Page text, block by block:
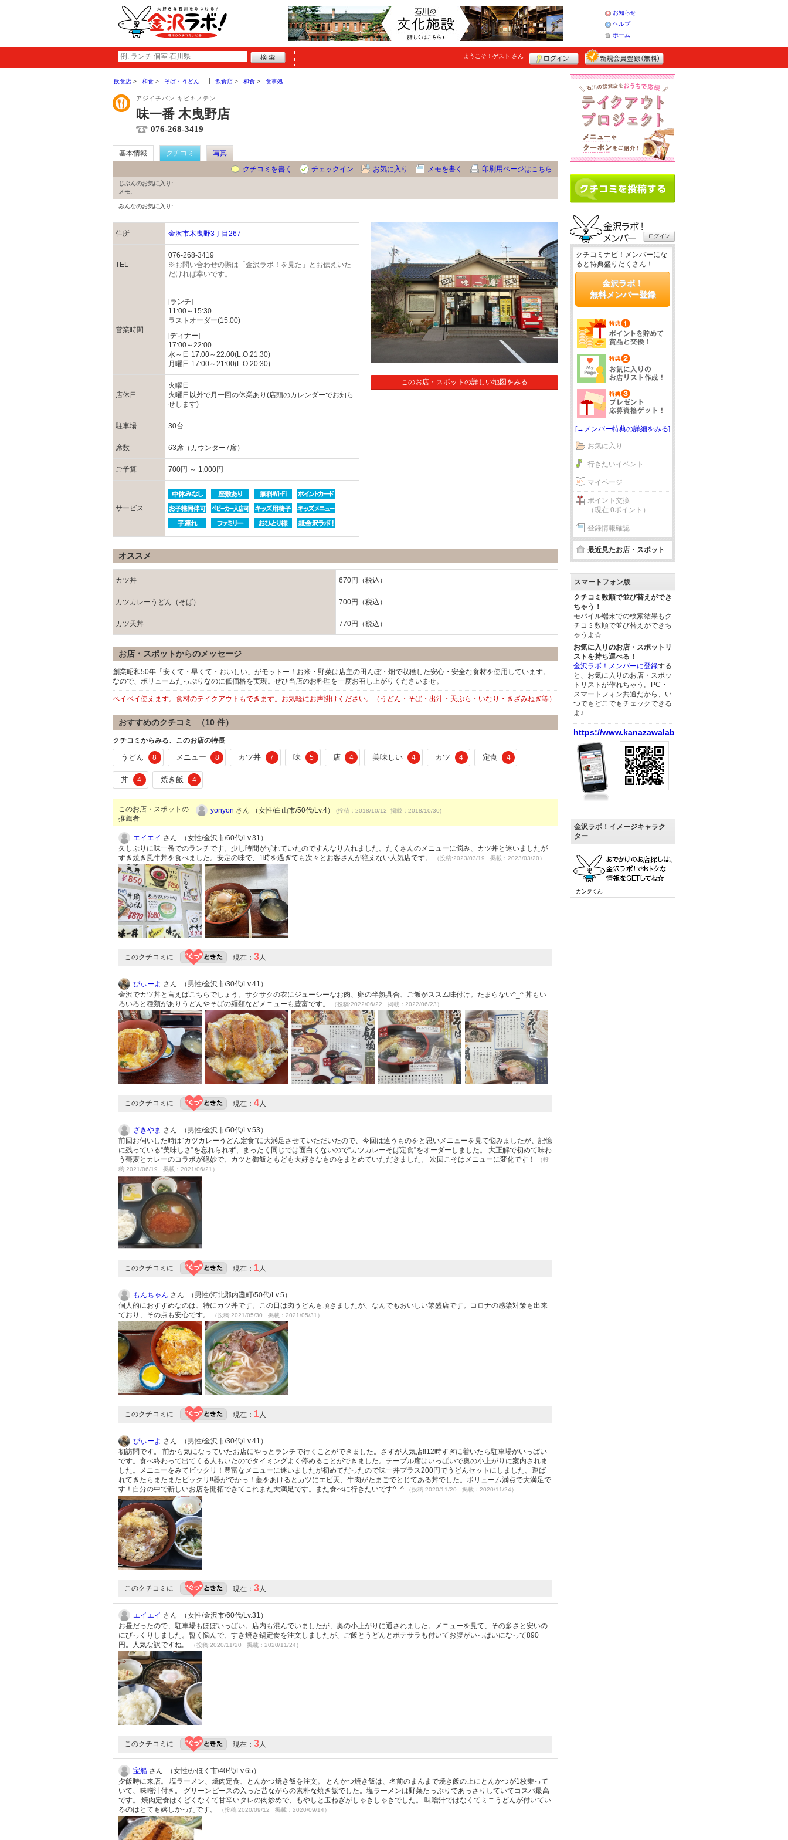
お知らせ
ヘルプ
ホーム
ようこそ！ ゲスト さん
飲食店 和食 そば・うどん 飲食店 和食 食事処
アジイチバン キビキノテン
味一番 木曳野店
076-268-3419
基本情報 クチコミ
写真
クチコミを書く
チェックイン お気に入り メモを書く 印刷用ページはこちら
じぶんのお気に入り:
メモ:
みんなのお気に入り:
住所 金沢市木曳野3丁目267
TEL
076-268-3419
※お問い合わせの際は「金沢ラボ！を見た」とお伝えいた
だければ幸いです。
営業時間
[ランチ]
11:00～15:30
ラストオーダー(15:00)
[ディナー]
17:00～22:00
水～日 17:00～22:00(L.O.21:30)
月曜日 17:00～21:00(L.O.20:30)
店休日
火曜日
火曜日以外で月一回の休業あり(店頭のカレンダーでお知ら
せします)
駐車場 30台
席数 63席（カウンター7席）
ご予算 700円 ～ 1,000円
サービス
このお店・スポットの詳しい地図をみる
オススメ
カツ丼 670円（税込）
カツカレーうどん（そば） 700円（税込）
カツ天丼 770円（税込）
お店・スポットからのメッセージ
創業昭和50年「安くて・早くて・おいしい」がモットー！お米・野菜は店主の田んぼ・畑で収穫した安心・安全な食材を使用しています。
なので、ボリュームたっぷりなのに低価格を実現。ぜひ当店のお料理を一度お召し上がりくださいませ。
ペイペイ使えます。食材のテイクアウトもできます。お気軽にお声掛けください。（うどん・そば・出汁・天ぷら・いなり・きざみねぎ等）
おすすめのクチコミ （10 件）
クチコミからみる、このお店の特長
うどん 8 メニュー 8 カツ丼 7 味 5 店 4 美味しい 4 カツ 4 定食 4
丼 4 焼き飯 4
このお店・スポットの
推薦者
yonyon さん （女性/白山市/50代/Lv.4） (投稿：2018/10/12 掲載：2018/10/30)
エイエイ さん （女性/金沢市/60代/Lv.31）
久しぶりに味一番でのランチです。少し時間がずれていたのですんなり入れました。たくさんのメニューに悩み、カツ丼と迷いましたが
すき焼き風牛丼を食べました。安定の味で、1時を過ぎても次々とお客さんが絶えない人気店です。
（投稿:2023/03/19 掲載：2023/03/20）
このクチコミに 現在： 3人
ぴぃーよ さん （男性/金沢市/30代/Lv.41）
金沢でカツ丼と言えばこちらでしょう。サクサクの衣にジューシーなお肉、卵の半熟具合、ご飯がススム味付け。たまらない^_^ 丼もい
ろいろと種類がありうどんやそばの麺類などメニューも豊富です。
（投稿:2022/06/22 掲載：2022/06/23）
このクチコミに 現在： 4人
ざきやま さん （男性/金沢市/50代/Lv.53）
前回お伺いした時は“カツカレーうどん定食”に大満足させていただいたので、今回は違うものをと思いメニューを見て悩みましたが、記憶
に残っている“美味しさ”を忘れられず、まったく同じでは面白くないので“カツカレーそば定食”をオーダーしました。 大正解で初めて味わ
う蕎麦とカレーのコラボが絶妙で、カツと御飯ともども大好きなものをまとめていただきました。 次回こそはメニューに変化です！
（投
稿:2021/06/19 掲載：2021/06/21）
このクチコミに 現在： 1人
もんちゃん さん （男性/河北郡内灘町/50代/Lv.5）
個人的におすすめなのは、特にカツ丼です。この日は肉うどんも頂きましたが、なんでもおいしい繁盛店です。コロナの感染対策も出来
ており、その点も安心です。
（投稿:2021/05/30 掲載：2021/05/31）
このクチコミに 現在： 1人
ぴぃーよ さん （男性/金沢市/30代/Lv.41）
初訪問です。 前から気になっていたお店にやっとランチで行くことができました。さすが人気店‼︎12時すぎに着いたら駐車場がいっぱい
です。食べ終わって出てくる人もいたのでタイミングよく停めることができました。テーブル席はいっぱいで奥の小上がりに案内されま
した。メニューをみてビックリ！豊富なメニューに迷いましたが初めてだったので味一丼プラス200円でうどんセットにしました。運ば
れてきたらまたまたビックリ‼︎器がでかっ！蓋をあけるとカツにエビ天、牛肉がたまごでとじてある丼でした。ボリューム満点で大満足で
す！自分の中で新しいお店を開拓できてこれまた大満足です。また食べに行きたいです^_^
（投稿:2020/11/20 掲載：2020/11/24）
このクチコミに 現在： 3人
エイエイ さん （女性/金沢市/60代/Lv.31）
お昼だったので、駐車場もほぼいっぱい。店内も混んでいましたが、奥の小上がりに通されました。メニューを見て、その多さと安いの
にびっくりしました。暫く悩んで、すき焼き鍋定食を注文しましたが、ご飯とうどんとポテサラも付いてお腹がいっぱいになって890
円。人気な訳ですね。
（投稿:2020/11/20 掲載：2020/11/24）
このクチコミに 現在： 3人
宝船 さん （女性/かほく市/40代/Lv.65）
夕飯時に来店。 塩ラーメン、焼肉定食、とんかつ焼き飯を注文。 とんかつ焼き飯は、名前のまんまで焼き飯の上にとんかつが1枚乗って
いて、味噌汁付き。 グリーンピースの入った昔ながらの素朴な焼き飯でした。塩ラーメンは野菜たっぷりであっさりしていてコスパ最高
です。 焼肉定食はくどくなくて甘辛いタレの肉炒めで、もやしと玉ねぎがしゃきしゃきでした。 味噌汁ではなくてミニうどんが付いてい
るのはとても嬉しかったです。
（投稿:2020/09/12 掲載：2020/09/14）
クチコミナビ！メンバーにな
ると特典盛りだくさん！
金沢ラボ！
無料メンバー登録
[→メンバー特典の詳細をみる]
お気に入り
行きたいイベント
マイページ
ポイント交換
（現在 0ポイント）
登録情報確認
最近見たお店・スポット
スマートフォン版
クチコミ数順で並び替えができ
ちゃう！
モバイル端末での検索結果もク
チコミ数順で並び替えができち
ゃうよ☆
お気に入りのお店・スポットリ
ストを持ち運べる！
金沢ラボ！メンバーに登録する
と、お気に入りのお店・スポッ
トリストが作れちゃう。PC・
スマートフォン共通だから、い
つでもどこでもチェックできる
よ♪
https://www.kanazawalabo.net/
金沢ラボ！イメージキャラク
ター